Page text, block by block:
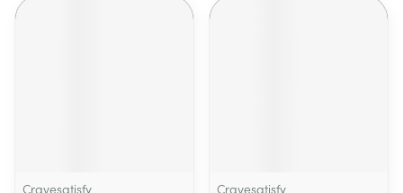
Cravesatisfy Cravesatisfy